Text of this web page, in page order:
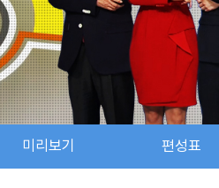
미리보기 편성표